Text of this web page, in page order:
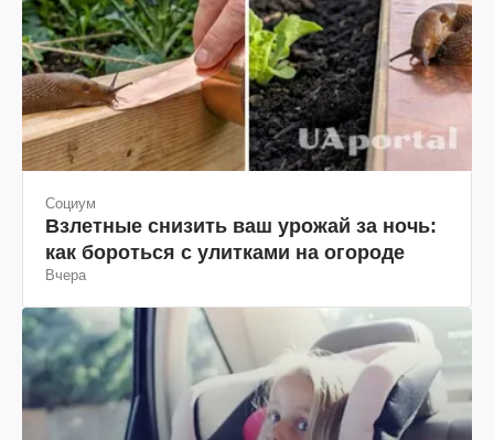
Социум
Взлетные снизить ваш урожай за ночь:
как бороться с улитками на огороде
Вчера